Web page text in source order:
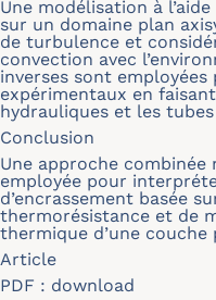
Une modélisation à
sur un domaine plan
de turbulence et
convection avec
inverses sont
expérimentaux en
hydrauliques et les
Conclusion
Une approche
employée pour
d’encrassement basée
thermorésistance et de
thermique d’une couche
Article
PDF : download